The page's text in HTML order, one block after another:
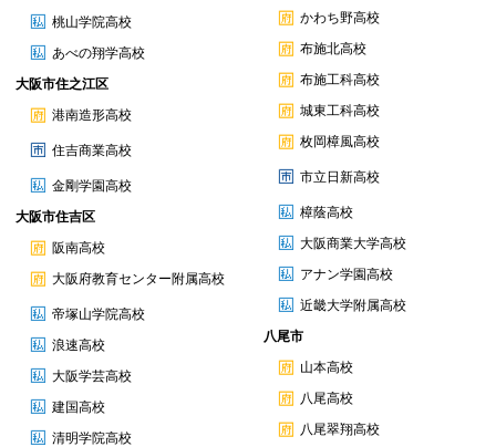
桃山学院高校
あべの翔学高校
大阪市住之江区
港南造形高校
住吉商業高校
金剛学園高校
大阪市住吉区
阪南高校
大阪府教育センター附属高校
帝塚山学院高校
浪速高校
大阪学芸高校
建国高校
清明学院高校
かわち野高校
布施北高校
布施工科高校
城東工科高校
枚岡樟風高校
市立日新高校
樟蔭高校
大阪商業大学高校
アナン学園高校
近畿大学附属高校
八尾市
山本高校
八尾高校
八尾翠翔高校